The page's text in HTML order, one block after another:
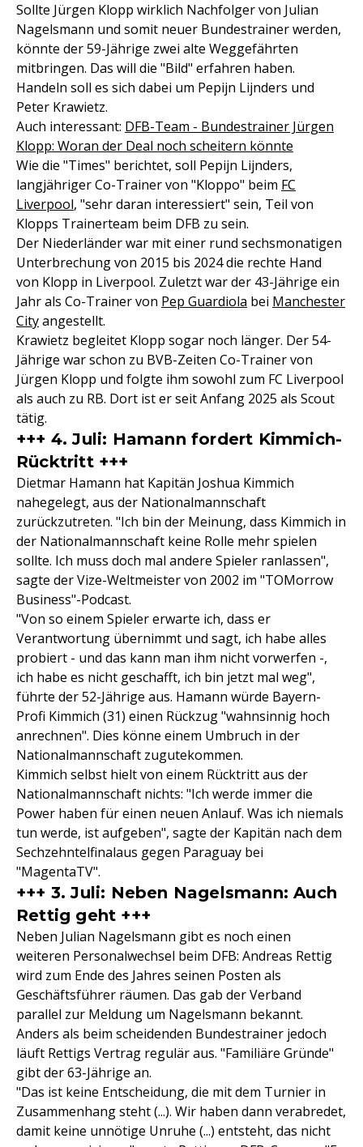
Sollte Jürgen Klopp wirklich Nachfolger von Julian
Nagelsmann und somit neuer Bundestrainer werden,
könnte der 59-Jährige zwei alte Weggefährten
mitbringen. Das will die "Bild" erfahren haben.
Handeln soll es sich dabei um Pepijn Lijnders und
Peter Krawietz.
Auch interessant: DFB-Team - Bundestrainer Jürgen
Klopp: Woran der Deal noch scheitern könnte
Wie die "Times" berichtet, soll Pepijn Lijnders,
langjähriger Co-Trainer von "Kloppo" beim FC
Liverpool, "sehr daran interessiert" sein, Teil von
Klopps Trainerteam beim DFB zu sein.
Der Niederländer war mit einer rund sechsmonatigen
Unterbrechung von 2015 bis 2024 die rechte Hand
von Klopp in Liverpool. Zuletzt war der 43-Jährige ein
Jahr als Co-Trainer von Pep Guardiola bei Manchester
Cityangestellt.
Krawietz begleitet Klopp sogar noch länger. Der 54-
Jährige war schon zu BVB-Zeiten Co-Trainer von
Jürgen Klopp und folgte ihm sowohl zum FC Liverpool
als auch zu RB. Dort ist er seit Anfang 2025 als Scout
tätig.
+++ 4. Juli: Hamann fordert Kimmich-
Rücktritt +++
Dietmar Hamann hat Kapitän Joshua Kimmich
nahegelegt, aus der Nationalmannschaft
zurückzutreten. "Ich bin der Meinung, dass Kimmich in
der Nationalmannschaft keine Rolle mehr spielen
sollte. Ich muss doch mal andere Spieler ranlassen",
sagte der Vize-Weltmeister von 2002 im "TOMorrow
Business"-Podcast.
"Von so einem Spieler erwarte ich, dass er
Verantwortung übernimmt und sagt, ich habe alles
probiert - und das kann man ihm nicht vorwerfen -,
ich habe es nicht geschafft, ich bin jetzt mal weg",
führte der 52-Jährige aus. Hamann würde Bayern-
Profi Kimmich (31) einen Rückzug "wahnsinnig hoch
anrechnen". Dies könne einem Umbruch in der
Nationalmannschaft zugutekommen.
Kimmich selbst hielt von einem Rücktritt aus der
Nationalmannschaft nichts: "Ich werde immer die
Power haben für einen neuen Anlauf. Was ich niemals
tun werde, ist aufgeben", sagte der Kapitän nach dem
Sechzehntelfinalaus gegen Paraguay bei
"MagentaTV".
+++ 3. Juli: Neben Nagelsmann: Auch
Rettig geht +++
Neben Julian Nagelsmann gibt es noch einen
weiteren Personalwechsel beim DFB: Andreas Rettig
wird zum Ende des Jahres seinen Posten als
Geschäftsführer räumen. Das gab der Verband
parallel zur Meldung um Nagelsmann bekannt.
Anders als beim scheidenden Bundestrainer jedoch
läuft Rettigs Vertrag regulär aus. "Familiäre Gründe"
gibt der 63-Jährige an.
"Das ist keine Entscheidung, die mit dem Turnier in
Zusammenhang steht (...). Wir haben dann verabredet,
damit keine unnötige Unruhe (...) entsteht, das nicht